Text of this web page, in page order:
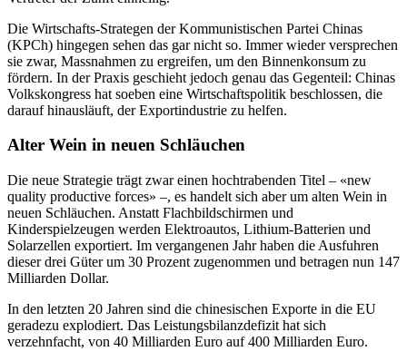
Die Wirtschafts-Strategen der Kommunistischen Partei Chinas
(KPCh) hingegen sehen das gar nicht so. Immer wieder versprechen
sie zwar, Massnahmen zu ergreifen, um den Binnenkonsum zu
fördern. In der Praxis geschieht jedoch genau das Gegenteil: Chinas
Volkskongress hat soeben eine Wirtschaftspolitik beschlossen, die
darauf hinausläuft, der Exportindustrie zu helfen.
Alter Wein in neuen Schläuchen
Die neue Strategie trägt zwar einen hochtrabenden Titel – «new
quality productive forces» –, es handelt sich aber um alten Wein in
neuen Schläuchen. Anstatt Flachbildschirmen und
Kinderspielzeugen werden Elektroautos, Lithium-Batterien und
Solarzellen exportiert. Im vergangenen Jahr haben die Ausfuhren
dieser drei Güter um 30 Prozent zugenommen und betragen nun 147
Milliarden Dollar.
In den letzten 20 Jahren sind die chinesischen Exporte in die EU
geradezu explodiert. Das Leistungsbilanzdefizit hat sich
verzehnfacht, von 40 Milliarden Euro auf 400 Milliarden Euro.